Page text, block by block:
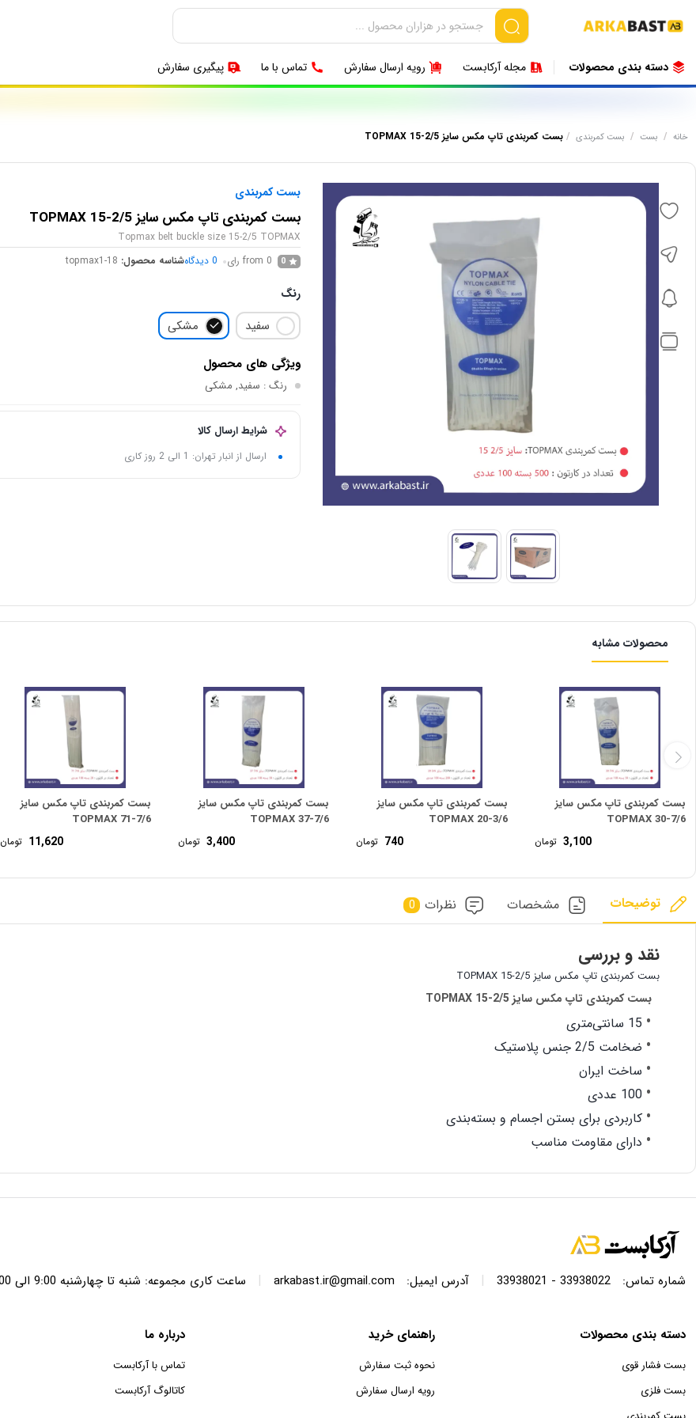
دسته بندی محصولات مجله آرکابست رویه ارسال سفارش تماس با ما پیگیری سفارش
خانه / بست / بست کمربندی / بست کمربندی تاپ مکس سایز 2/5-15 TOPMAX
بست کمربندی
بست کمربندی تاپ مکس سایز 2/5-15 TOPMAX
Topmax belt buckle size 15-2/5 TOPMAX
0 from 0 رای 0 دیدگاهشناسه محصول: topmax1-18
رنگ
سفید مشکی
ویژگی های محصول
رنگ: سفید, مشکی
شرایط ارسال کالا
ارسال از انبار تهران: 1 الی 2 روز کاری
محصولات مشابه
بست کمربندی تاپ مکس سایز
7/6-30 TOPMAX
3,100 تومان
بست کمربندی تاپ مکس سایز
3/6-20 TOPMAX
740 تومان
بست کمربندی تاپ مکس سایز
7/6-37 TOPMAX
3,400 تومان
بست کمربندی تاپ مکس سایز
7/6-71 TOPMAX
11,620 تومان
توضیحات مشخصات نظرات 0
نقد و بررسی
بست کمربندی تاپ مکس سایز 2/5-15 TOPMAX
بست کمربندی تاپ مکس سایز 2/5-15 TOPMAX
15 سانتی‌متری
ضخامت 2/5 جنس پلاستیک
ساخت ایران
100 عددی
کاربردی برای بستن اجسام و بسته‌بندی
دارای مقاومت مناسب
شماره تماس: 33938022 - 33938021
| آدرس ایمیل: arkabast.ir@gmail.com
| ساعت کاری مجموعه: شنبه تا چهارشنبه 9:00 الی 19:00 پنج شنبه ها 9:00 الی 14:00
دسته بندی محصولات
بست فشار قوی
بست فلزی
راهنمای خرید
نحوه ثبت سفارش
رویه ارسال سفارش
درباره ما
تماس با آرکابست
کاتالوگ آرکابست